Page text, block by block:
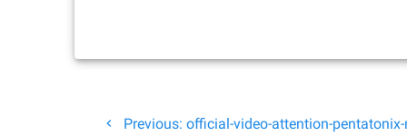
Beitragsnavigation
Previous: Previous
official-video-attention-